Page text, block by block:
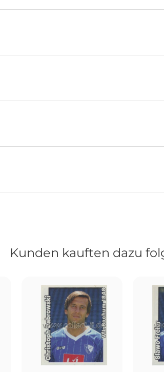
Kunden kauften dazu